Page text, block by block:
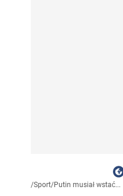
/Sport/Putin musiał wstać...